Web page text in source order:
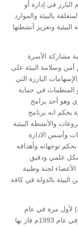
في إدارة أو
بالبيئة والموارد
البيئية وتعزيز أنشطتها
مشاركة الأسرة
وسلامة البيئة على
البارزة التي
المنظمات في حماية
وهو أحد برامج
بحكم انه برنامج
والأنشطة البيئية
وأسس الادارة
توجهاته وأهدافه
بشكل علمي ودقيق
لجنة وطنية
بالدولة في كافة
لأول مرة في عام
1991م لمركز الدراسات والبحوث المكسيكية وفي عام 1993م فاز بها